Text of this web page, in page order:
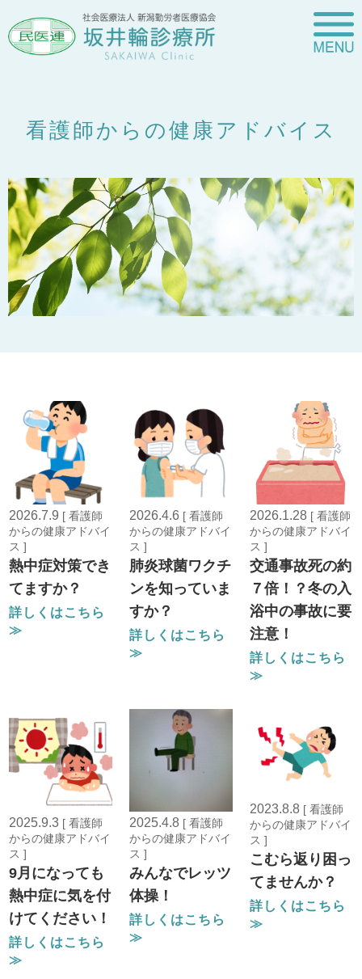
看護師からの健康アドバイス
2026.7.9 [ 看護師
からの健康アドバイ
ス ]
熱中症対策でき
てますか？
詳しくはこちら
≫
2026.4.6 [ 看護師
からの健康アドバイ
ス ]
肺炎球菌ワクチ
ンを知っていま
すか？
詳しくはこちら
≫
2026.1.28 [ 看護師
からの健康アドバイ
ス ]
交通事故死の約
７倍！？冬の入
浴中の事故に要
注意！
詳しくはこちら
≫
2025.9.3 [ 看護師
からの健康アドバイ
ス ]
9月になっても
熱中症に気を付
けてください！
詳しくはこちら
≫
2025.4.8 [ 看護師
からの健康アドバイ
ス ]
みんなでレッツ
体操！
詳しくはこちら
≫
2023.8.8 [ 看護師
からの健康アドバイ
ス ]
こむら返り困っ
てませんか？
詳しくはこちら
≫